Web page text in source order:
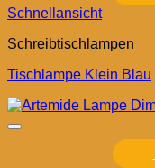
Schnellansicht
Schreibtischlampen
Tischlampe Klein Blau